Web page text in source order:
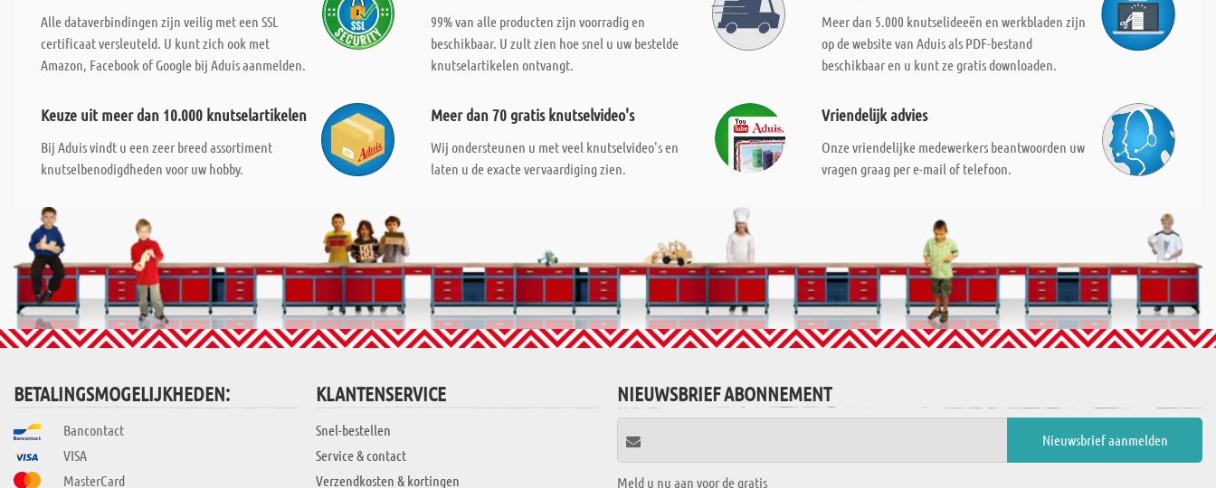
Alle dataverbindingen zijn veilig met een SSL
certificaat versleuteld. U kunt zich ook met
Amazon, Facebook of Google bij Aduis aanmelden.
99% van alle producten zijn voorradig en
beschikbaar. U zult zien hoe snel u uw bestelde
knutselartikelen ontvangt.
Meer dan 5.000 knutselideeën en werkbladen zijn
op de website van Aduis als PDF-bestand
beschikbaar en u kunt ze gratis downloaden.
Keuze uit meer dan 10.000 knutselartikelen
Bij Aduis vindt u een zeer breed assortiment
knutselbenodigdheden voor uw hobby.
Meer dan 70 gratis knutselvideo's
Wij ondersteunen u met veel knutselvideo's en
laten u de exacte vervaardiging zien.
Vriendelijk advies
Onze vriendelijke medewerkers beantwoorden uw
vragen graag per e-mail of telefoon.
BETALINGSMOGELIJKHEDEN:
Bancontact
VISA
MasterCard
KLANTENSERVICE
Snel-bestellen
Service & contact
Verzendkosten & kortingen
NIEUWSBRIEF ABONNEMENT
Meld u nu aan voor de gratis